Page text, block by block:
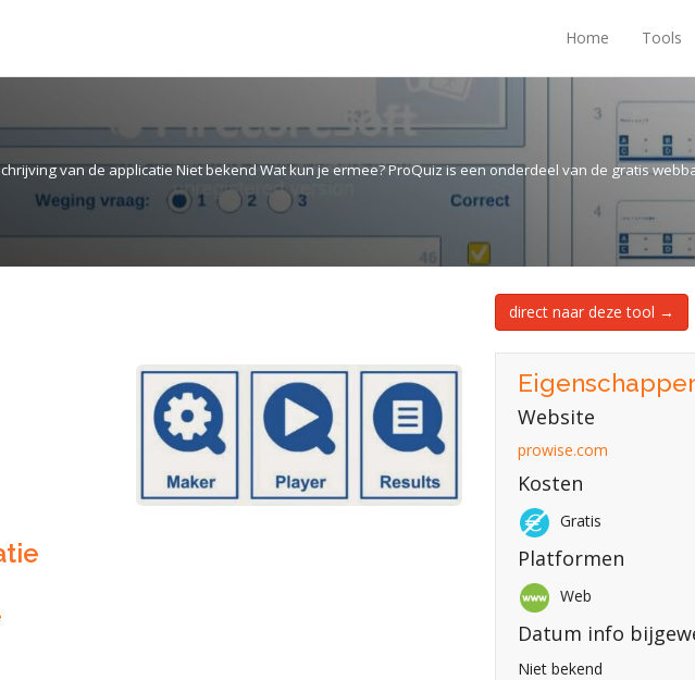
Home Tools
van de applicatie Niet bekend Wat kun je ermee? ProQuiz is een onderdeel van de gratis
direct naar deze tool →
Website
prowise.com
Kosten
Gratis
Platformen
Web
Datum info
Niet bekend